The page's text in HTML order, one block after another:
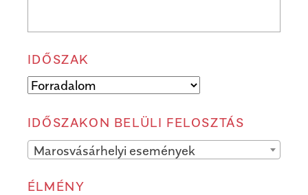
IDŐSZAK
IDŐSZAKON BELÜLI FELOSZTÁS
Marosvásárhelyi események
ÉLMÉNY